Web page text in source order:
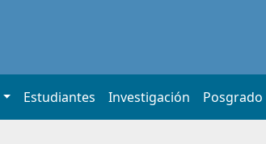
Estudiantes Investigación Posgrado